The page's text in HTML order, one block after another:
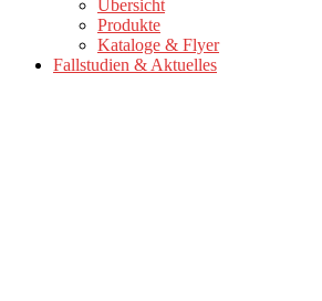
Übersicht
Produkte
Kataloge & Flyer
Fallstudien & Aktuelles